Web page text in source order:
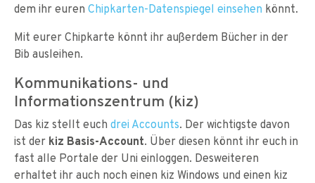
dem ihr euren Chipkarten-Datenspiegel einsehen könnt.
Mit eurer Chipkarte könnt ihr außerdem Bücher in der
Bib ausleihen.
Kommunikations- und
Informationszentrum (kiz)
Das kiz stellt euch drei Accounts. Der wichtigste davon
ist der kiz Basis-Account. Über diesen könnt ihr euch in
fast alle Portale der Uni einloggen. Desweiteren
erhaltet ihr auch noch einen kiz Windows und einen kiz